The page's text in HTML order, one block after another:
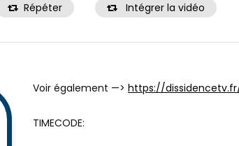
Répéter Intégrer la vidéo
Voir également —> https://dissidencetv.fr/
TIMECODE: